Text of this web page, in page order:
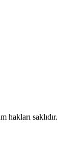
hakları saklıdır.